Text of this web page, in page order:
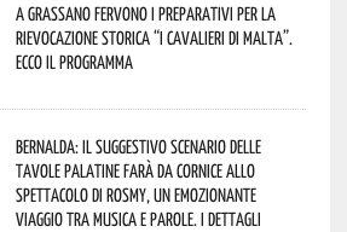
A Grassano fervono i preparativi per la
Rievocazione Storica “I CAVALIERI DI MALTA”.
Ecco il programma
Bernalda: il suggestivo scenario delle
Tavole Palatine farà da cornice allo
spettacolo di Rosmy, un emozionante
viaggio tra musica e parole. I dettagli